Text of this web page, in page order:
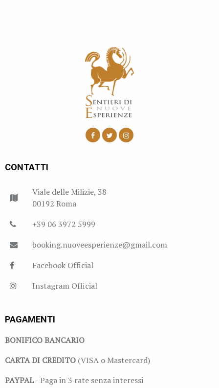
CONTATTI
Viale delle Milizie, 38
00192 Roma
+39 06 3972 5999
booking.nuoveesperienze@gmail.com
Facebook Official
Instagram Official
PAGAMENTI
BONIFICO BANCARIO
CARTA DI CREDITO (VISA o Mastercard)
PAYPAL- Paga in 3 rate senza interessi